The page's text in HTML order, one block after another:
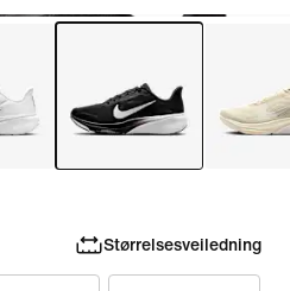
Størrelsesveiledning